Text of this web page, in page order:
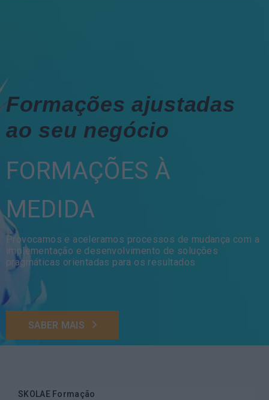
Formações ajustadas
ao seu negócio
FORMAÇÕES À
MEDIDA
Provocamos e aceleramos processos de mudança com a
implementação e desenvolvimento de soluções
pragmáticas orientadas para os resultados
SABER MAIS
SKOLAE Formação